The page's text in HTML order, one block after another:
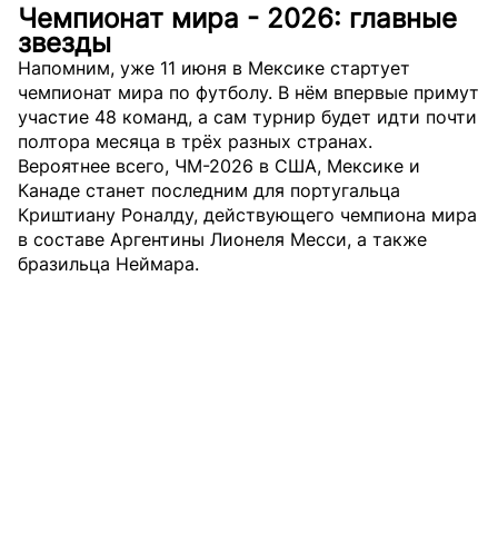
Чемпионат мира - 2026: главные
звезды
Напомним, уже 11 июня в Мексике стартует
чемпионат мира по футболу. В нём впервые примут
участие 48 команд, а сам турнир будет идти почти
полтора месяца в трёх разных странах.
Вероятнее всего, ЧМ-2026 в США, Мексике и
Канаде станет последним для португальца
Криштиану Роналду, действующего чемпиона мира
в составе Аргентины Лионеля Месси, а также
бразильца Неймара.